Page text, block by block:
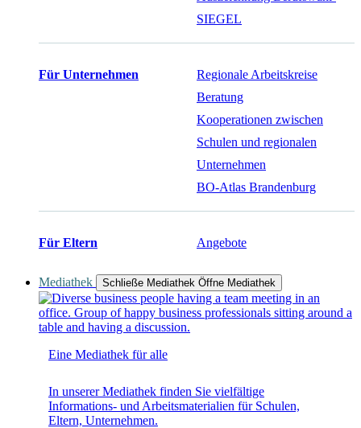
SIEGEL
Für Unternehmen
Regionale Arbeitskreise
Beratung
Kooperationen zwischen
Schulen und regionalen
Unternehmen
BO-Atlas Brandenburg
Für Eltern Angebote
Mediathek Schließe Mediathek Öffne Mediathek
Eine Mediathek für alle
In unserer Mediathek finden Sie vielfältige
Informations- und Arbeitsmaterialien für Schulen,
Eltern, Unternehmen.